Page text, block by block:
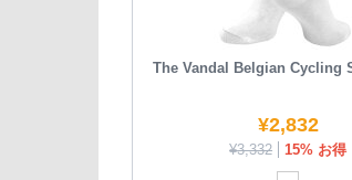
The Vandal Belgian Cycling
¥2,832
¥3,332 15% お得